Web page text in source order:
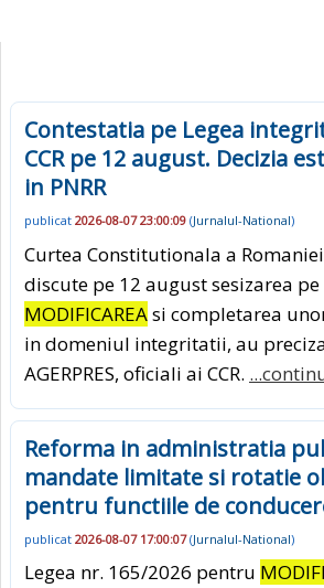
Contestatia pe Legea
CCR pe 12 august. Decizia
in PNRR
publicat 2026-08-07 23:00:09 (Jurnalul-National)
Curtea Constitutionala a
discute pe 12 august sesizarea
MODIFICAREAsi completarea
in domeniul integritatii, au
AGERPRES, oficiali ai CCR.
Reforma in administratia
mandate limitate si rotatie
pentru functiile de
publicat 2026-08-07 17:00:07(Jurnalul-National)
Legea nr. 165/2026 pentru